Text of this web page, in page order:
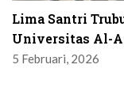
Lima Santri
Universitas Al-
5 Februari, 2026